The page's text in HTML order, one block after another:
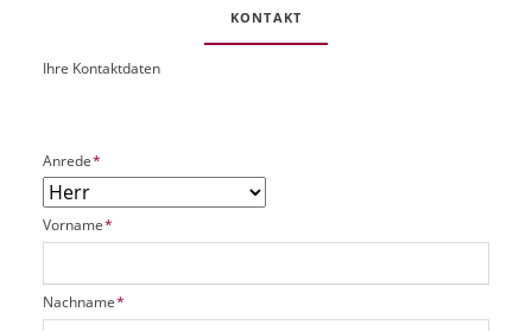
KONTAKT
O
k
P
t
z
h
UIhre Kontaktdaten
P
f
l
i
c
t
f
Anrede*
P
f
i
c
Vorname*
P
f
Nachname*